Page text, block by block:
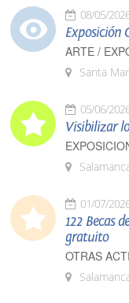
08/05/
Exposición
ARTE /
Santa
05/06/
Visibilizar
01/07/
122 Becas
gratuito
OTRAS